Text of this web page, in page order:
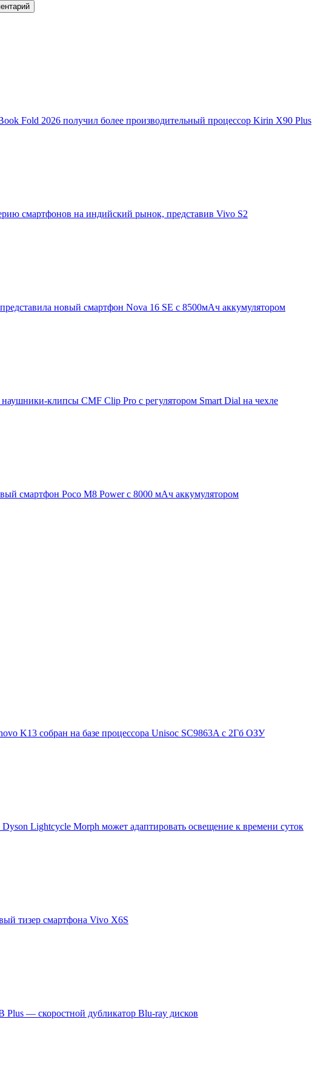
Fold 2026 получил более производительный процессор Kirin X90 Plus
смартфонов на индийский рынок, представив Vivo S2
новый смартфон Nova 16 SE с 8500мАч аккумулятором
клипсы CMF Clip Pro с регулятором Smart Dial на чехле
смартфон Poco M8 Power с 8000 мАч аккумулятором
K13 собран на базе процессора Unisoc SC9863A с 2Гб ОЗУ
Lightcycle Morph может адаптировать освещение к времени суток
тизер смартфона Vivo X6S
Plus — скоростной дубликатор Blu-ray дисков